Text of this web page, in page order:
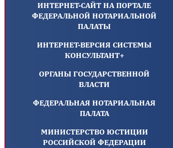
ИНТЕРНЕТ-САЙТ НА ПОРТАЛЕ
ФЕДЕРАЛЬНОЙ НОТАРИАЛЬНОЙ
ПАЛАТЫ
ИНТЕРНЕТ-ВЕРСИЯ СИСТЕМЫ
КОНСУЛЬТАНТ+
ОРГАНЫ ГОСУДАРСТВЕННОЙ
ВЛАСТИ
ФЕДЕРАЛЬНАЯ НОТАРИАЛЬНАЯ
ПАЛАТА
МИНИСТЕРСТВО ЮСТИЦИИ
РОССИЙСКОЙ ФЕДЕРАЦИИ